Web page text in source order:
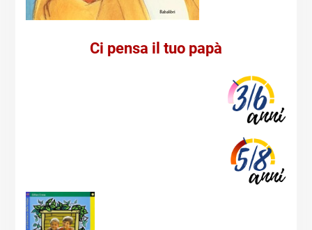
Ci pensa il tuo papà